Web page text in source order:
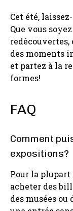
Cet été,
Que vous
des moments
et partez à la
formes!
FAQ
Comment
expositions?
Pour la plupart
acheter des
des musées